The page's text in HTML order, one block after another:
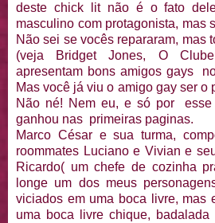
deste chick lit não é o fato
masculino com protagonista, mas
Não sei se vocês repararam, mas
(veja Bridget Jones, O
apresentam bons amigos gays
Mas você já viu o amigo gay ser o
Não né! Nem eu, e só por
ganhou nas primeiras paginas.
Marco César e sua turma,
roommates Luciano e Vivian e
Ricardo( um chefe de cozinha
longe um dos meus
viciados em uma boca livre, mas
uma boca livre chique,